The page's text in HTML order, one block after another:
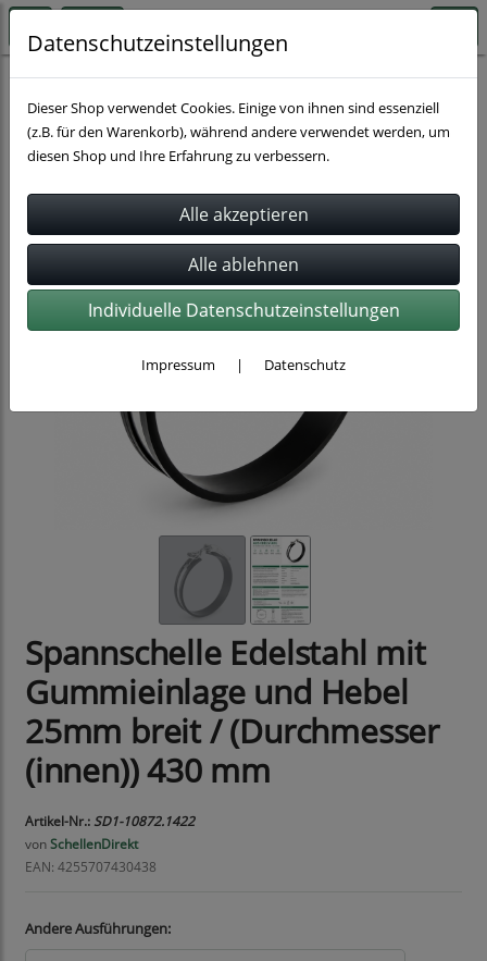
Rohrverbindung
Spannschelle Edelstahl mit
Gummieinlage und Hebel
25mm breit / (Durchmesser
(innen)) 430 mm
Artikel-Nr.: SD1-10872.1422
vonSchellenDirekt
EAN: 4255707430438
Andere Ausführungen:
Datenschutzeinstellungen
Dieser Shop verwendet Cookies. Einige von ihnen sind essenziell
(z.B. für den Warenkorb), während andere verwendet werden, um
diesen Shop und Ihre Erfahrung zu verbessern.
Individuelle Datenschutzeinstellungen
Impressum | Datenschutz